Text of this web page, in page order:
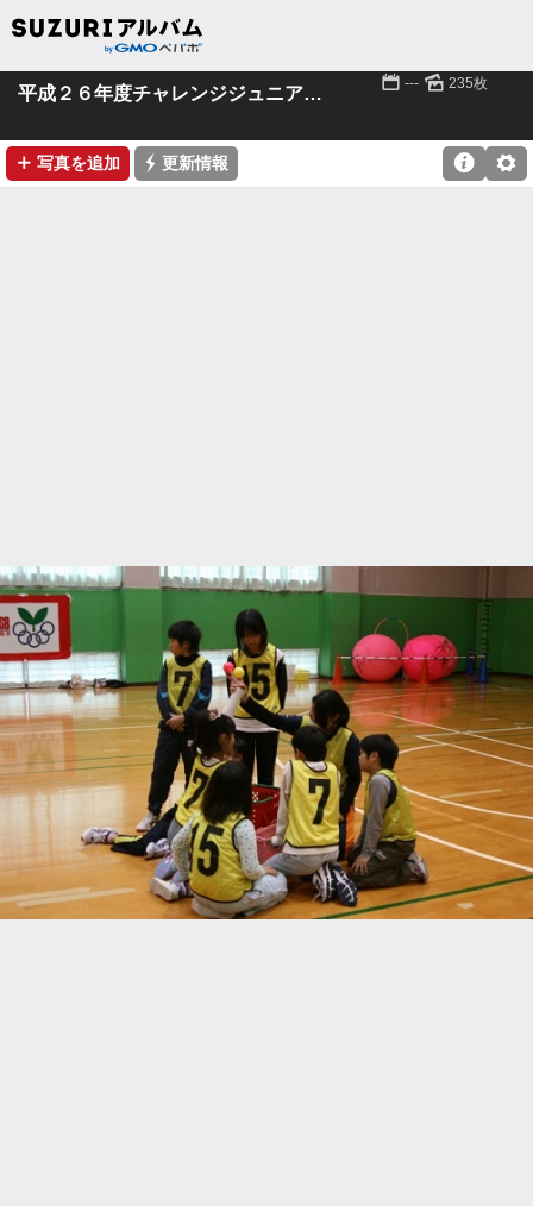
平成２６年度チャレンジジュニアスポーツクラブ 📅 --- 🌄 235枚
➕ 写真を追加 ⚡ 更新情報 ⚙
